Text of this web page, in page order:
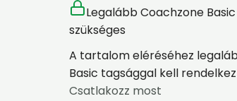
Legalább Coachzone
szükséges
A tartalom eléréséhez
Basic tagsággal kell
Csatlakozz most